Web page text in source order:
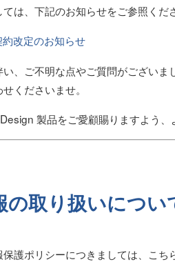
は、下記のお知らせをご参照くだ
改定のお知らせ
い、ご不明な点やご質問がござい
くださいませ。
製品をご愛顧賜りますよう、
の取り扱いについ
護ポリシーにつきましては、こち